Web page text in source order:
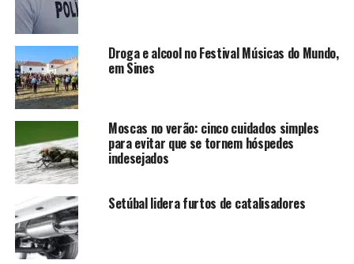
Droga e alcool no Festival Músicas do Mundo,
em Sines
Moscas no verão: cinco cuidados simples
para evitar que se tornem hóspedes
indesejados
Setúbal lidera furtos de catalisadores